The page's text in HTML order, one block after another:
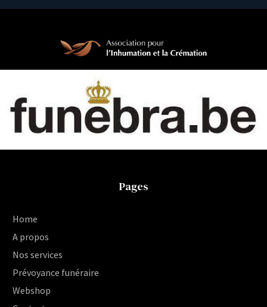
Pages
Home
A propos
Nos services
Prévoyance funéraire
Webshop